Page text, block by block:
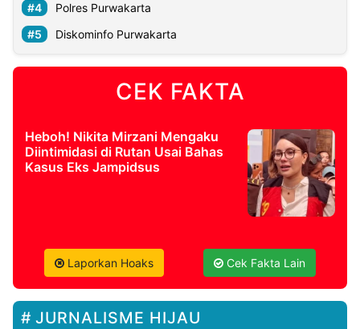
Polres Purwakarta
Diskominfo Purwakarta
CEK FAKTA
Heboh! Nikita Mirzani Mengaku
Diintimidasi di Rutan Usai Bahas
Kasus Eks Jampidsus
Laporkan Hoaks Cek Fakta Lain
JURNALISME HIJAU